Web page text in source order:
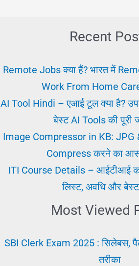
पाएं
(सैलरी,
और
Recent
Remote Jobs क्या हैं? भारत में
Work From Home
AI Tool Hindi – एआई टूल क्या है?
बेस्ट AI Tools की पूरी
Image Compressor in KB: JPG
Compress करने का
ITI Course Details – आईटीआई
लिस्ट, अवधि और
Most Viewed
SBI Clerk Exam 2025 : सिलेबस,
तरीका